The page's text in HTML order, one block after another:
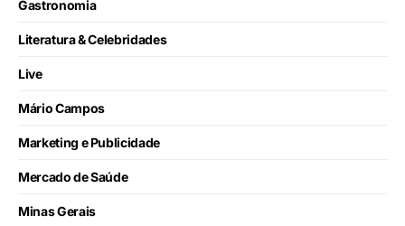
Gastronomia
Literatura & Celebridades
Live
Mário Campos
Marketing e Publicidade
Mercado de Saúde
Minas Gerais